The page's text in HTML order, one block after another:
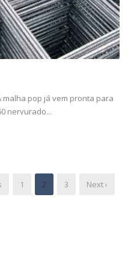
malha pop já vem pronta para
nervurado...
1 2 3 Next ›